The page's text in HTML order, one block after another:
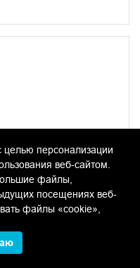
персонализации
веб-сайтом.
файлы,
посещениях веб-
файлы «cookie»,